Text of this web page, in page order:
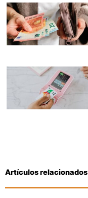
Artículos relacionados